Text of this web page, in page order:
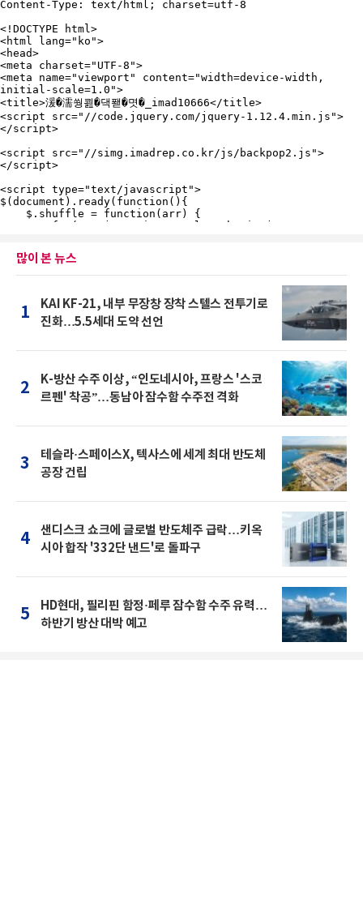
많이 본 뉴스
1
KAI KF-21, 내부 무장창 장착 스텔스 전투기로
진화…5.5세대 도약 선언
2
K-방산 수주 이상, “인도네시아, 프랑스 '스코
르펜' 착공”…동남아 잠수함 수주전 격화
3
테슬라·스페이스X, 텍사스에 세계 최대 반도체
공장 건립
4
샌디스크 쇼크에 글로벌 반도체주 급락…키옥
시아 합작 '332단 낸드'로 돌파구
5
HD현대, 필리핀 함정·페루 잠수함 수주 유력…
하반기 방산 대박 예고